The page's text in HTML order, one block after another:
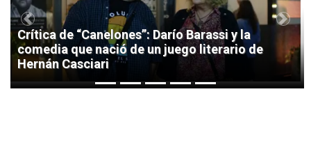
Crítica de “Canelones”: Darío Barassi y la
comedia que nació de un juego literario de
Hernán Casciari
Previous Next